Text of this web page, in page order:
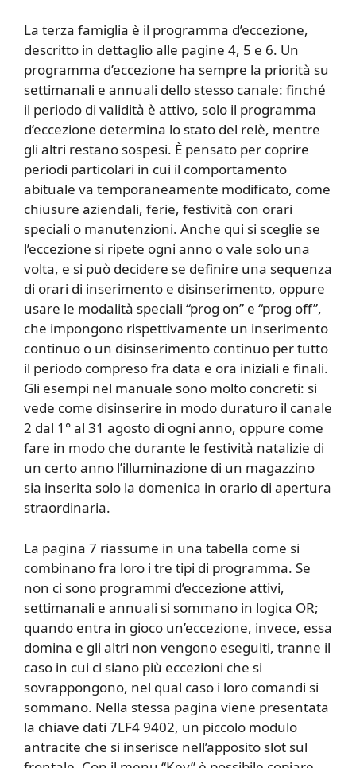
La terza famiglia è il programma d’eccezione,
descritto in dettaglio alle pagine 4, 5 e 6. Un
programma d’eccezione ha sempre la priorità su
settimanali e annuali dello stesso canale: finché
il periodo di validità è attivo, solo il programma
d’eccezione determina lo stato del relè, mentre
gli altri restano sospesi. È pensato per coprire
periodi particolari in cui il comportamento
abituale va temporaneamente modificato, come
chiusure aziendali, ferie, festività con orari
speciali o manutenzioni. Anche qui si sceglie se
l’eccezione si ripete ogni anno o vale solo una
volta, e si può decidere se definire una sequenza
di orari di inserimento e disinserimento, oppure
usare le modalità speciali “prog on” e “prog off”,
che impongono rispettivamente un inserimento
continuo o un disinserimento continuo per tutto
il periodo compreso fra data e ora iniziali e finali.
Gli esempi nel manuale sono molto concreti: si
vede come disinserire in modo duraturo il canale
2 dal 1° al 31 agosto di ogni anno, oppure come
fare in modo che durante le festività natalizie di
un certo anno l’illuminazione di un magazzino
sia inserita solo la domenica in orario di apertura
straordinaria.
La pagina 7 riassume in una tabella come si
combinano fra loro i tre tipi di programma. Se
non ci sono programmi d’eccezione attivi,
settimanali e annuali si sommano in logica OR;
quando entra in gioco un’eccezione, invece, essa
domina e gli altri non vengono eseguiti, tranne il
caso in cui ci siano più eccezioni che si
sovrappongono, nel qual caso i loro comandi si
sommano. Nella stessa pagina viene presentata
la chiave dati 7LF4 9402, un piccolo modulo
antracite che si inserisce nell’apposito slot sul